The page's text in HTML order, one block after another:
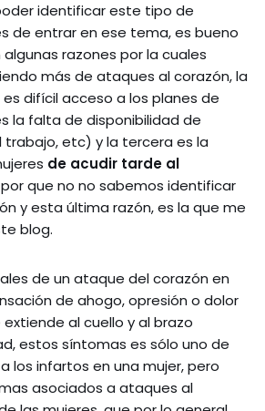
identificar este tipo de
de entrar en ese tema, es bueno
razones por la cuales
más de ataques al corazón, la
difícil acceso a los planes de
la falta de disponibilidad de
trabajo, etc) y la tercera es la
de acudir tarde al
que no no sabemos identificar
y esta última razón, es la que me
blog.
de un ataque del corazón en
de ahogo, opresión o dolor
al cuello y al brazo
estos síntomas es sólo uno de
los infartos en una mujer, pero
asociados a ataques al